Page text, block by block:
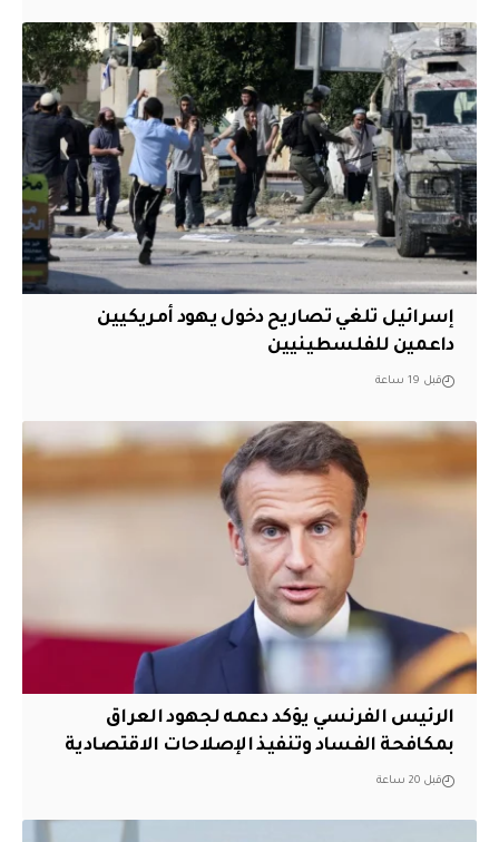
إسرائيل تلغي تصاريح دخول يهود أمريكيين
داعمين للفلسطينيين
قبل 19 ساعة
الرئيس الفرنسي يؤكد دعمه لجهود العراق
بمكافحة الفساد وتنفيذ الإصلاحات الاقتصادية
قبل 20 ساعة